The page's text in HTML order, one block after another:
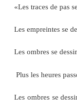
«Les traces de pas
Les empreintes se
Les ombres se
Plus les heures
Les ombres se